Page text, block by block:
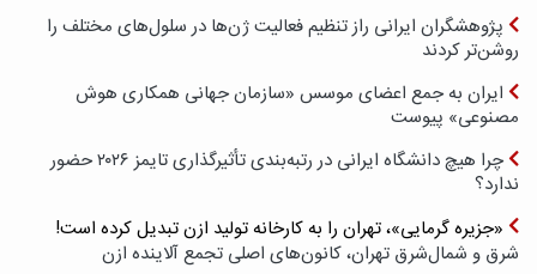
پژوهشگران ایرانی راز تنظیم فعالیت ژن‌ها در سلول‌های مختلف را
روشن‌تر کردند
ایران به جمع اعضای موسس «سازمان جهانی همکاری هوش
مصنوعی» پیوست
چرا هیچ دانشگاه ایرانی در رتبه‌بندی تأثیرگذاری تایمز ۲۰۲۶ حضور
ندارد؟
«جزیره گرمایی»، تهران را به کارخانه تولید ازن تبدیل کرده است!
شرق و شمال‌شرق تهران، کانون‌های اصلی تجمع آلاینده ازن